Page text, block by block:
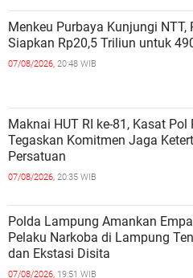
Menkeu Purbaya Kunjungi NTT,
Siapkan Rp20,5 Triliun untuk
07/08/2026, 20:48 WIB
Maknai HUT RI ke-81, Kasat Pol
Tegaskan Komitmen Jaga
Persatuan
07/08/2026, 20:35 WIB
Polda Lampung Amankan
Pelaku Narkoba di Lampung
dan Ekstasi Disita
07/08/2026, 19:51 WIB